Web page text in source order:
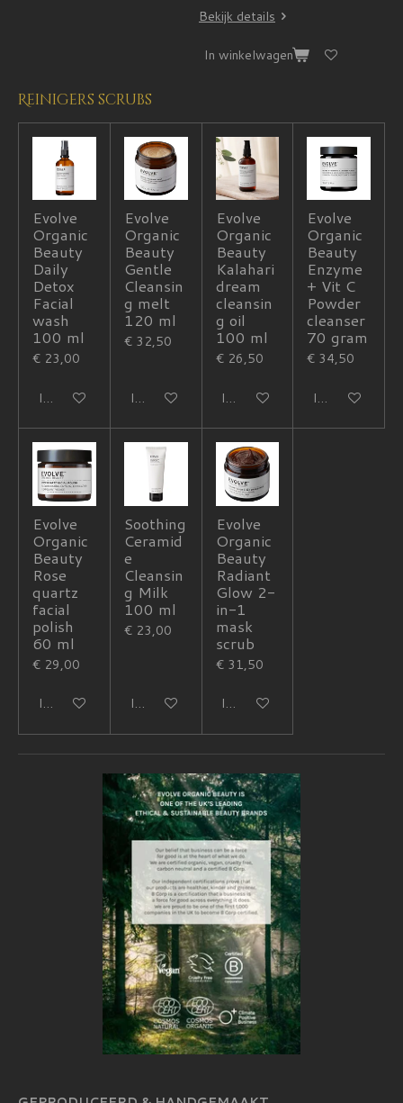
Bekijk details
In winkelwagen
Reinigers scrubs
Evolve
Organic
Beauty
Daily
Detox
Facial
wash
100 ml
€ 23,00
In winkelwagen
Evolve
Organic
Beauty
Gentle
Cleansin
g melt
120 ml
€ 32,50
In winkelwagen
Evolve
Organic
Beauty
Kalahari
dream
cleansin
g oil
100 ml
€ 26,50
In winkelwagen
Evolve
Organic
Beauty
Enzyme
+ Vit C
Powder
cleanser
70 gram
€ 34,50
In winkelwagen
Evolve
Organic
Beauty
Rose
quartz
facial
polish
60 ml
€ 29,00
In winkelwagen
Soothing
Ceramid
e
Cleansin
g Milk
100 ml
€ 23,00
In winkelwagen
Evolve
Organic
Beauty
Radiant
Glow 2-
in-1
mask
scrub
€ 31,50
In winkelwagen